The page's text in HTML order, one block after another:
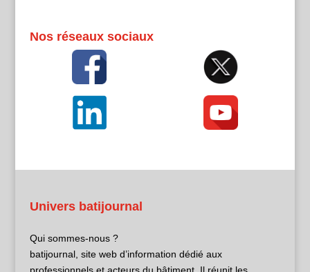
Nos réseaux sociaux
Univers batijournal
Qui sommes-nous ?
batijournal, site web d’information dédié aux
professionnels et acteurs du bâtiment. Il réunit les